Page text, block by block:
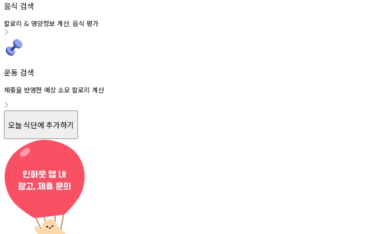
음식 검색
칼로리 & 영양정보 계산, 음식 평가
운동 검색
체중을 반영한 예상 소모 칼로리 계산
오늘 식단에 추가하기